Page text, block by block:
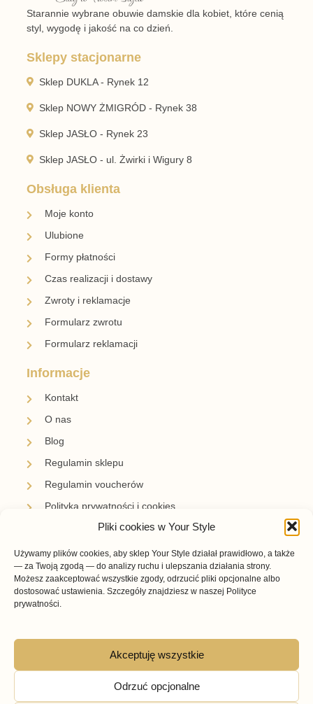
Pliki cookies w Your Style
Używamy plików cookies, aby sklep Your Style działał prawidłowo, a także
— za Twoją zgodą — do analizy ruchu i ulepszania działania strony.
Możesz zaakceptować wszystkie zgody, odrzucić pliki opcjonalne albo
dostosować ustawienia. Szczegóły znajdziesz w naszej Polityce
prywatności.
Akceptuję wszystkie
Odrzuć opcjonalne
Starannie wybrane obuwie damskie dla kobiet, które cenią
styl, wygodę i jakość na co dzień.
Sklepy stacjonarne
Sklep DUKLA - Rynek 12
Sklep NOWY ŻMIGRÓD - Rynek 38
Sklep JASŁO - Rynek 23
Sklep JASŁO - ul. Żwirki i Wigury 8
Obsługa klienta
Moje konto
Ulubione
Formy płatności
Czas realizacji i dostawy
Zwroty i reklamacje
Formularz zwrotu
Formularz reklamacji
Informacje
Kontakt
O nas
Blog
Regulamin sklepu
Regulamin voucherów
Polityka prywatności i cookies
Zapisz się i bądź z nami na bieżąco.
Otrzymuj informacje o nowościach, promocjach i
inspiracjach przygotowanych przez Your Style.
Subskrybuję →